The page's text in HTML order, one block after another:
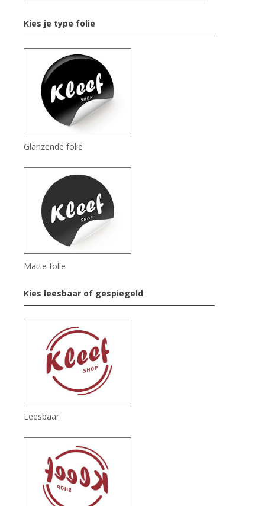
Kies je type folie
Glanzende folie
Matte folie
Kies leesbaar of gespiegeld
Leesbaar